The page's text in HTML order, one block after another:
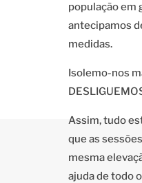
população em
antecipamos
medidas.
Isolemo-nos
Assim, tudo
que as
mesma
ajuda de todo